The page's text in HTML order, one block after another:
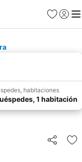
Favoritos
Iniciar
habitaciones
1 habitación
Compartir